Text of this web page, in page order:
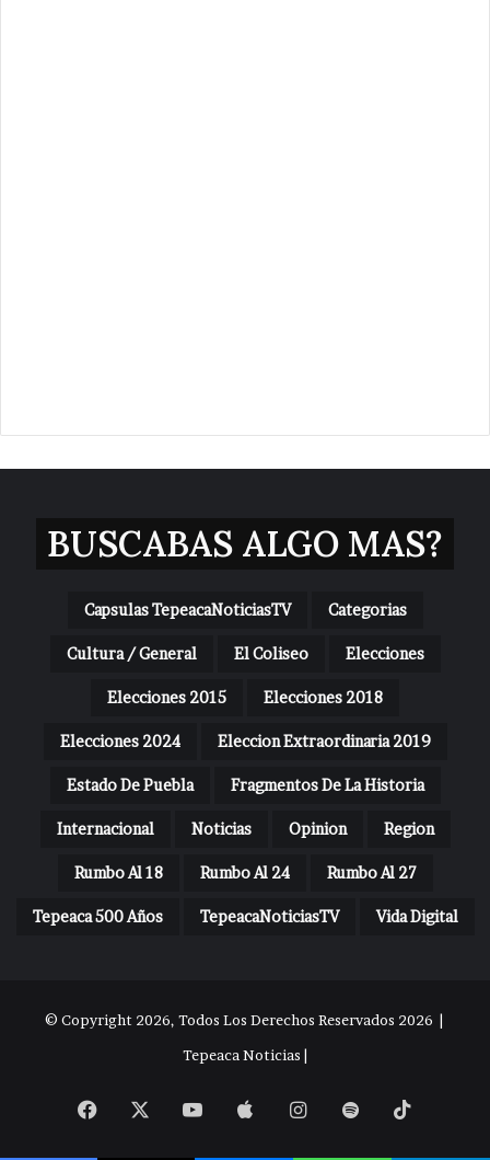
BUSCABAS ALGO MAS?
Capsulas TepeacaNoticiasTV Categorias
Cultura / General El Coliseo Elecciones
Elecciones 2015 Elecciones 2018
Elecciones 2024 Eleccion Extraordinaria 2019
Estado De Puebla Fragmentos De La Historia
Internacional Noticias Opinion Region
Rumbo Al 18 Rumbo Al 24 Rumbo Al 27
Tepeaca 500 Años TepeacaNoticiasTV Vida Digital
© Copyright 2026, Todos Los Derechos Reservados 2026 |
Tepeaca Noticias |
Facebook YouTubeAppleInstagram
Spotify